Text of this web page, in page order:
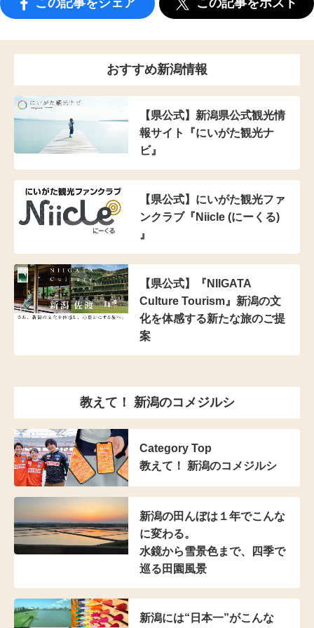
この記事をシェア この記事をポスト
おすすめ新潟情報
【県公式】新潟県公式観光情
報サイト『にいがた観光ナ
ビ』
【県公式】にいがた観光ファ
ンクラブ『Niicle (にーくる)
』
【県公式】『NIIGATA
Culture Tourism』新潟の文
化を体感する新たな旅のご提
案
教えて！ 新潟のコメジルシ
Category Top
教えて！ 新潟のコメジルシ
新潟の田んぼは １年でこんな
に変わる。
水鏡から雪景色まで、
四季で
巡る田園風景
新潟には“日本一”がこんな